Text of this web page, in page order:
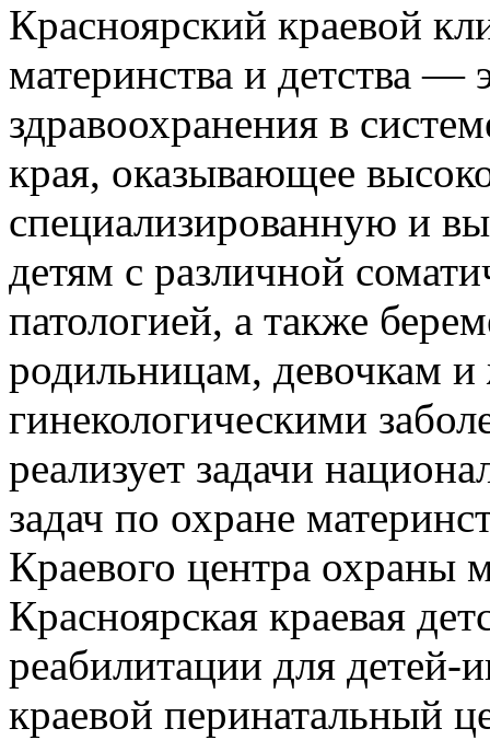
Красноярский краевой
материнства и детства —
здравоохранения в
края, оказывающее
специализированную и
детям с различной
патологией, а также
родильницам, девочкам
гинекологическими
реализует задачи
задач по охране
Краевого центра охраны
Красноярская краевая
реабилитации для детей-
краевой перинатальный